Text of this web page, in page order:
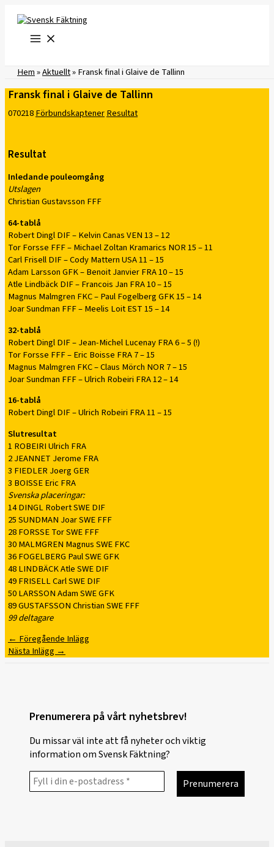
innehåll
Hem»Aktuellt»Fransk final i Glaive de Tallinn
Fransk final i Glaive de Tallinn
070218FörbundskaptenerResultat
Resultat
Inledande pouleomgång
Utslagen
Christian Gustavsson FFF
64-tablå
Robert Dingl DIF – Kelvin Canas VEN 13 – 12
Tor Forsse FFF – Michael Zoltan Kramarics NOR 15 – 11
Carl Frisell DIF – Cody Mattern USA 11 – 15
Adam Larsson GFK – Benoit Janvier FRA 10 – 15
Atle Lindbäck DIF – Francois Jan FRA 10 – 15
Magnus Malmgren FKC – Paul Fogelberg GFK 15 – 14
Joar Sundman FFF – Meelis Loit EST 15 – 14
32-tablå
Robert Dingl DIF – Jean-Michel Lucenay FRA 6 – 5 (!)
Tor Forsse FFF – Eric Boisse FRA 7 – 15
Magnus Malmgren FKC – Claus Mörch NOR 7 – 15
Joar Sundman FFF – Ulrich Robeiri FRA 12 – 14
16-tablå
Robert Dingl DIF – Ulrich Robeiri FRA 11 – 15
Slutresultat
1 ROBEIRI Ulrich FRA
2 JEANNET Jerome FRA
3 FIEDLER Joerg GER
3 BOISSE Eric FRA
Svenska placeringar:
14 DINGL Robert SWE DIF
25 SUNDMAN Joar SWE FFF
28 FORSSE Tor SWE FFF
30 MALMGREN Magnus SWE FKC
36 FOGELBERG Paul SWE GFK
48 LINDBÄCK Atle SWE DIF
49 FRISELL Carl SWE DIF
50 LARSSON Adam SWE GFK
89 GUSTAFSSON Christian SWE FFF
99 deltagare
←Föregående Inlägg
Nästa Inlägg→
Prenumerera på vårt nyhetsbrev!
Du missar väl inte att få nyheter och viktig
information om Svensk Fäktning?